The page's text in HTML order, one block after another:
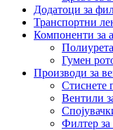
Додатоци за
Транспортни
Компоненти за
Гумен
Производи за
Стиснете
Вентили
Филтер за